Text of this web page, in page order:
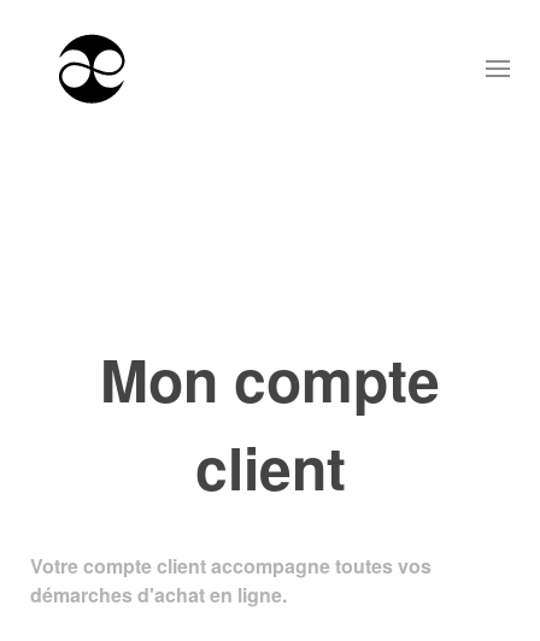
Mon compte
client
Votre compte client accompagne toutes vos
démarches d'achat en ligne.